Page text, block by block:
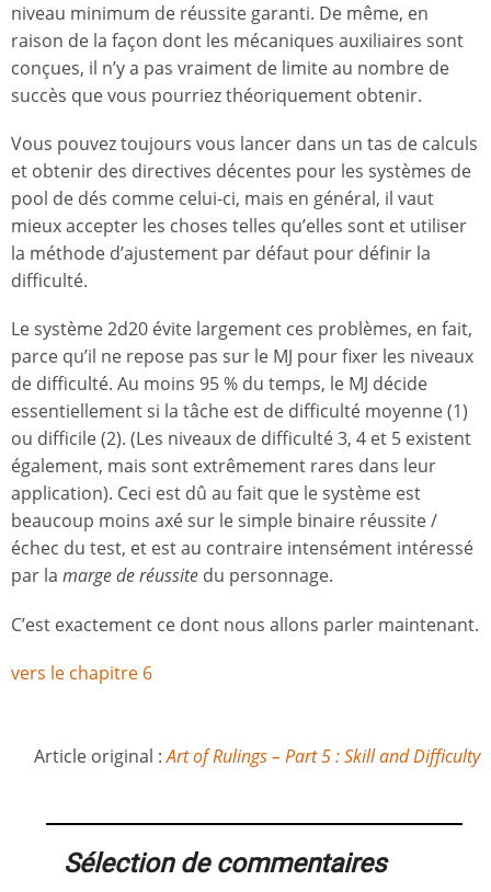
niveau minimum de réussite garanti. De même, en
raison de la façon dont les mécaniques auxiliaires sont
conçues, il n’y a pas vraiment de limite au nombre de
succès que vous pourriez théoriquement obtenir.
Vous pouvez toujours vous lancer dans un tas de calculs
et obtenir des directives décentes pour les systèmes de
pool de dés comme celui-ci, mais en général, il vaut
mieux accepter les choses telles qu’elles sont et utiliser
la méthode d’ajustement par défaut pour définir la
difficulté.
Le système 2d20 évite largement ces problèmes, en fait,
parce qu’il ne repose pas sur le MJ pour fixer les niveaux
de difficulté. Au moins 95 % du temps, le MJ décide
essentiellement si la tâche est de difficulté moyenne (1)
ou difficile (2). (Les niveaux de difficulté 3, 4 et 5 existent
également, mais sont extrêmement rares dans leur
application). Ceci est dû au fait que le système est
beaucoup moins axé sur le simple binaire réussite /
échec du test, et est au contraire intensément intéressé
par la marge de réussite du personnage.
C’est exactement ce dont nous allons parler maintenant.
vers le chapitre 6
Article original :Art of Rulings – Part 5 : Skill and Difficulty
Sélection de commentaires